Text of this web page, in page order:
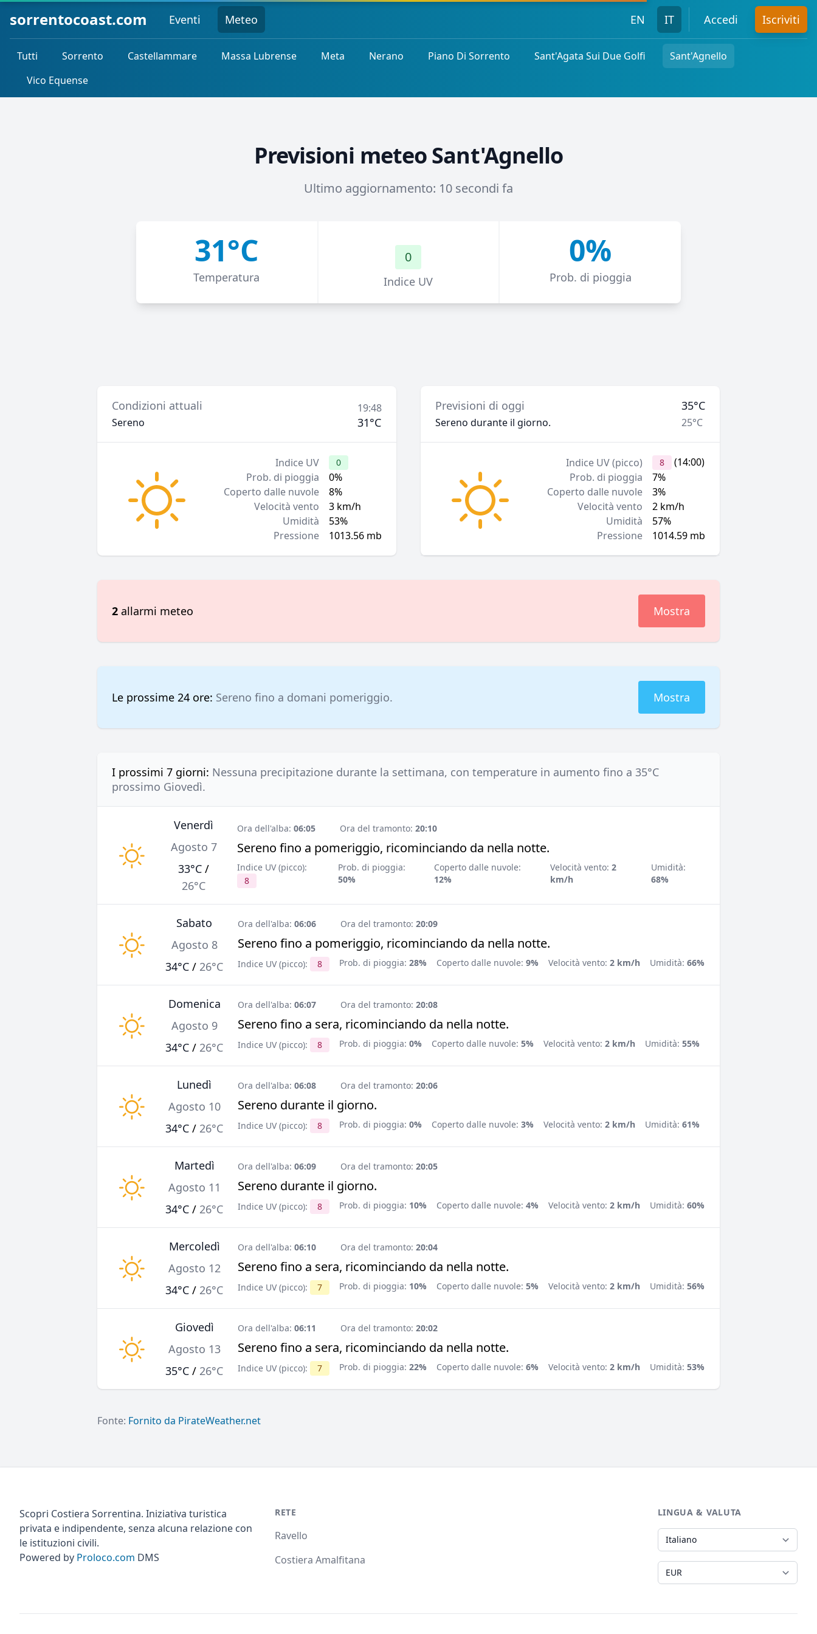
sorrentocoast.com Eventi Meteo EN IT Accedi Iscriviti
Tutti Sorrento Castellammare Massa Lubrense Meta Nerano Piano Di Sorrento Sant'Agata Sui Due Golfi
Sant'Agnello
Vico Equense
Previsioni meteo Sant'Agnello
Ultimo aggiornamento: 10 secondi fa
Temperatura
31°C
Indice UV
0
Prob. di pioggia
0%
Condizioni attuali
Sereno
19:48
31°C
Indice UV
Prob. di pioggia
Coperto dalle nuvole
Velocità vento
Umidità
Pressione
0
0%
8%
3 km/h
53%
1013.56 mb
Previsioni di oggi
Sereno durante il giorno.
35°C
25°C
Indice UV (picco)
Prob. di pioggia
Coperto dalle nuvole
Velocità vento
Umidità
Pressione
8
(14:00)
7%
3%
2 km/h
57%
1014.59 mb
2 allarmi meteo Mostra
Le prossime 24 ore: Sereno fino a domani pomeriggio. Mostra
I prossimi 7 giorni: Nessuna precipitazione durante la settimana, con temperature in aumento fino a 35°C
prossimo Giovedì.
Venerdì
Agosto 7
33°C /
26°C
Ora dell'alba: 06:05 Ora del tramonto: 20:10
Sereno fino a pomeriggio, ricominciando da nella notte.
Indice UV (picco):
8
Prob. di pioggia:
50%
Coperto dalle nuvole:
12%
Velocità vento: 2
km/h
Umidità:
68%
Sabato
Agosto 8
34°C / 26°C
Ora dell'alba: 06:06 Ora del tramonto: 20:09
Sereno fino a pomeriggio, ricominciando da nella notte.
Indice UV (picco): 8 Prob. di pioggia: 28% Coperto dalle nuvole: 9% Velocità vento: 2 km/h Umidità: 66%
Domenica
Agosto 9
34°C / 26°C
Ora dell'alba: 06:07 Ora del tramonto: 20:08
Sereno fino a sera, ricominciando da nella notte.
Indice UV (picco): 8 Prob. di pioggia: 0% Coperto dalle nuvole: 5% Velocità vento: 2 km/h Umidità: 55%
Lunedì
Agosto 10
34°C / 26°C
Ora dell'alba: 06:08 Ora del tramonto: 20:06
Sereno durante il giorno.
Indice UV (picco): 8 Prob. di pioggia: 0% Coperto dalle nuvole: 3% Velocità vento: 2 km/h Umidità: 61%
Martedì
Agosto 11
34°C / 26°C
Ora dell'alba: 06:09 Ora del tramonto: 20:05
Sereno durante il giorno.
Indice UV (picco): 8 Prob. di pioggia: 10% Coperto dalle nuvole: 4% Velocità vento: 2 km/h Umidità: 60%
Mercoledì
Agosto 12
34°C / 26°C
Ora dell'alba: 06:10 Ora del tramonto: 20:04
Sereno fino a sera, ricominciando da nella notte.
Indice UV (picco): 7 Prob. di pioggia: 10% Coperto dalle nuvole: 5% Velocità vento: 2 km/h Umidità: 56%
Giovedì
Agosto 13
35°C / 26°C
Ora dell'alba: 06:11 Ora del tramonto: 20:02
Sereno fino a sera, ricominciando da nella notte.
Indice UV (picco): 7 Prob. di pioggia: 22% Coperto dalle nuvole: 6% Velocità vento: 2 km/h Umidità: 53%
Fonte: Fornito da PirateWeather.net
Scopri Costiera Sorrentina. Iniziativa turistica
privata e indipendente, senza alcuna relazione con
le istituzioni civili.
Powered by Proloco.com DMS
RETE
Ravello
Costiera Amalfitana
LINGUA & VALUTA
Lingua
Valuta